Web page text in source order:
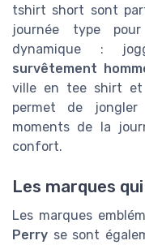
tshirt short sont
journée type
dynamique :
survêtement
ville en tee shirt et
permet de
moments de la
confort.
Les marques
Les marques
Perry se sont